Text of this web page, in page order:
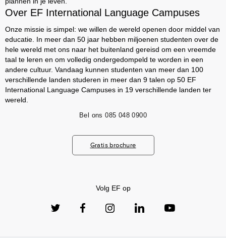
Over EF International Language Campuses
Onze missie is simpel: we willen de wereld openen door middel van
educatie. In meer dan 50 jaar hebben miljoenen studenten over de
hele wereld met ons naar het buitenland gereisd om een vreemde
taal te leren en om volledig ondergedompeld te worden in een
andere cultuur. Vandaag kunnen studenten van meer dan 100
verschillende landen studeren in meer dan 9 talen op 50 EF
International Language Campuses in 19 verschillende landen ter
wereld.
Bel ons 085 048 0900
Gratis brochure
Volg EF op